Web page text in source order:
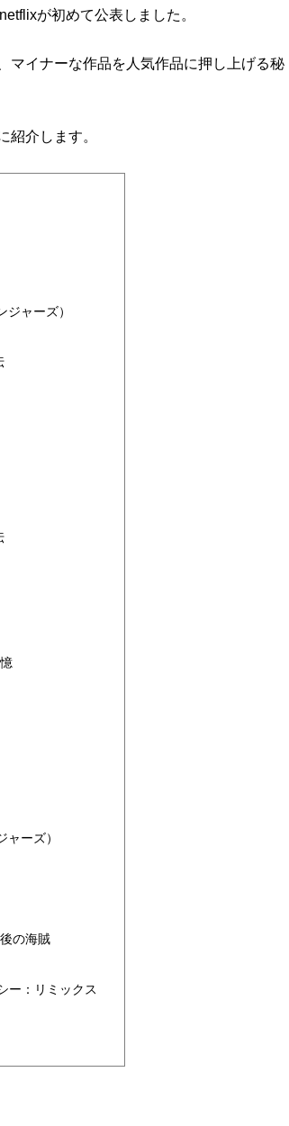
が初めて公表しました。
マイナーな作品を人気作品に押し上げる秘
紹介します。
ャーズ）
ーズ）
の海賊
ー：リミックス